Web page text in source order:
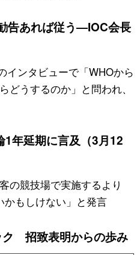
告あれば従う―IOC会長
インタビューで「WHOから
どうするのか」と問われ、
1年延期に言及（3月12
の競技場で実施するより
かもしけない」と発言
ク 招致表明からの歩み